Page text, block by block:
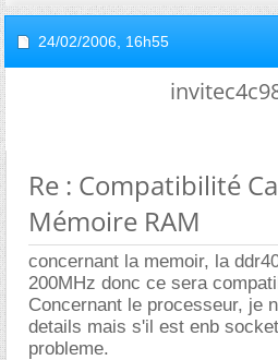
24/02/2006, 16h55
Re : Compatibilité
Mémoire RAM
concernant la memoir, la
200MHz donc ce sera
Concernant le processeur, je
details mais s'il est enb
probleme.